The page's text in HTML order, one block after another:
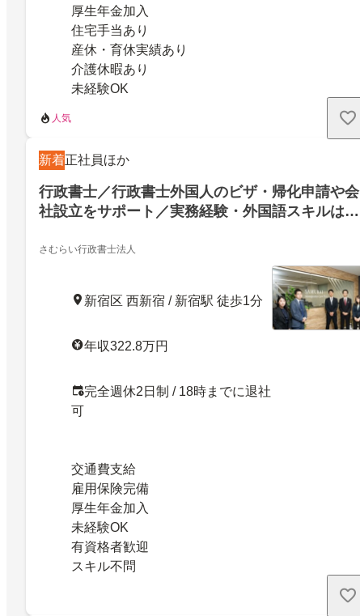
厚生年金加入
住宅手当あり
産休・育休実績あり
介護休暇あり
未経験OK
人気
新着正社員ほか
行政書士／行政書士外国人のビザ・帰化申請や会
社設立をサポート／実務経験・外国語スキルは不
さむらい行政書士法人
新宿区 西新宿 / 新宿駅 徒歩1分
年収322.8万円
完全週休2日制 / 18時までに退社
可
交通費支給
雇用保険完備
厚生年金加入
未経験OK
有資格者歓迎
スキル不問